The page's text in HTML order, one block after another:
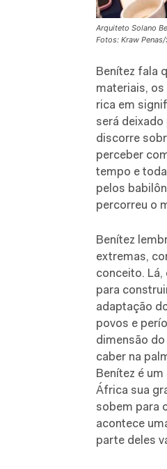
Arquiteto Solano
Fotos: Kraw Penas/
Benítez fala
materiais,
rica em
será
discorre
perceber
tempo e
pelos
percorreu o
Benítez
extremas,
conceito.
para
adaptação
povos e
dimensão do
caber na
Benítez é
África sua
sobem para
acontece
parte deles